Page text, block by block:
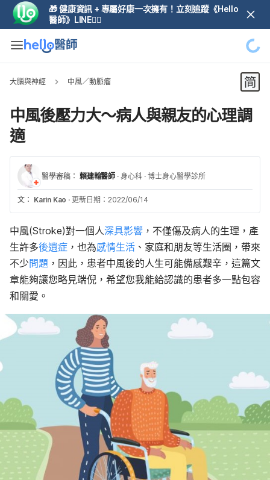
🎁 健康資訊 + 專屬好康一次擁有！立刻追蹤《Hello
醫師》LINE👆🏼
大腦與神經 中風／動脈瘤
中風後壓力大～病人與親友的心理調
適
醫學審稿： 賴建翰醫師 · 身心科 · 博士身心醫學診所
文： Karin Kao · 更新日期：2022/06/14
中風(Stroke)對一個人深具影響 ，不僅傷及病人的生理，產
生許多後遺症 ，也為感情生活 、家庭和朋友等生活圈，帶來
不少問題 ，因此，患者中風後的人生可能備感艱辛，這篇文
章能夠讓您略見端倪，希望您我能給認識的患者多一點包容
和關愛。